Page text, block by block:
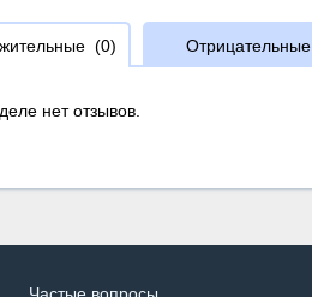
(0) Отрицательные
нет отзывов.